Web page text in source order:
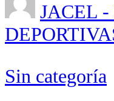
JACEL -
Sin categoría